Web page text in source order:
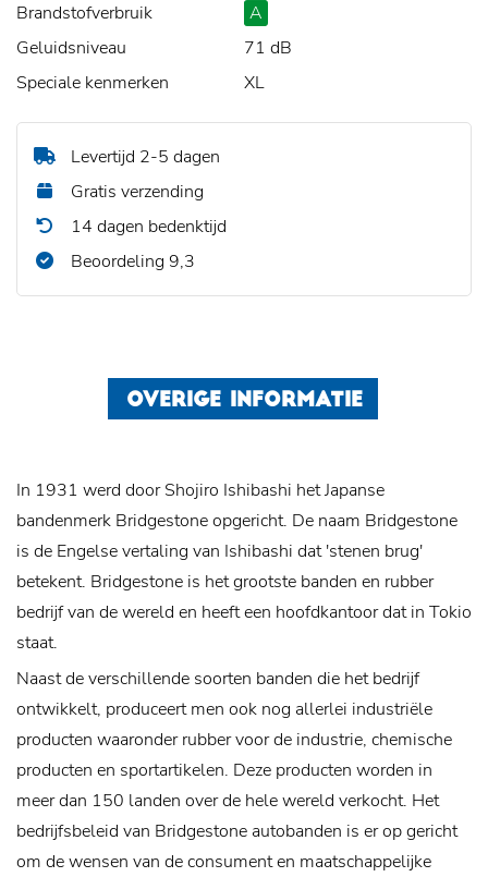
Brandstofverbruik
A
Geluidsniveau
71 dB
Speciale kenmerken
XL
Levertijd 2-5 dagen
Gratis verzending
14 dagen bedenktijd
Beoordeling 9,3
OVERIGE INFORMATIE
In 1931 werd door Shojiro Ishibashi het Japanse
bandenmerk Bridgestone opgericht. De naam Bridgestone
is de Engelse vertaling van Ishibashi dat 'stenen brug'
betekent. Bridgestone is het grootste banden en rubber
bedrijf van de wereld en heeft een hoofdkantoor dat in Tokio
staat.
Naast de verschillende soorten banden die het bedrijf
ontwikkelt, produceert men ook nog allerlei industriële
producten waaronder rubber voor de industrie, chemische
producten en sportartikelen. Deze producten worden in
meer dan 150 landen over de hele wereld verkocht. Het
bedrijfsbeleid van Bridgestone autobanden is er op gericht
om de wensen van de consument en maatschappelijke